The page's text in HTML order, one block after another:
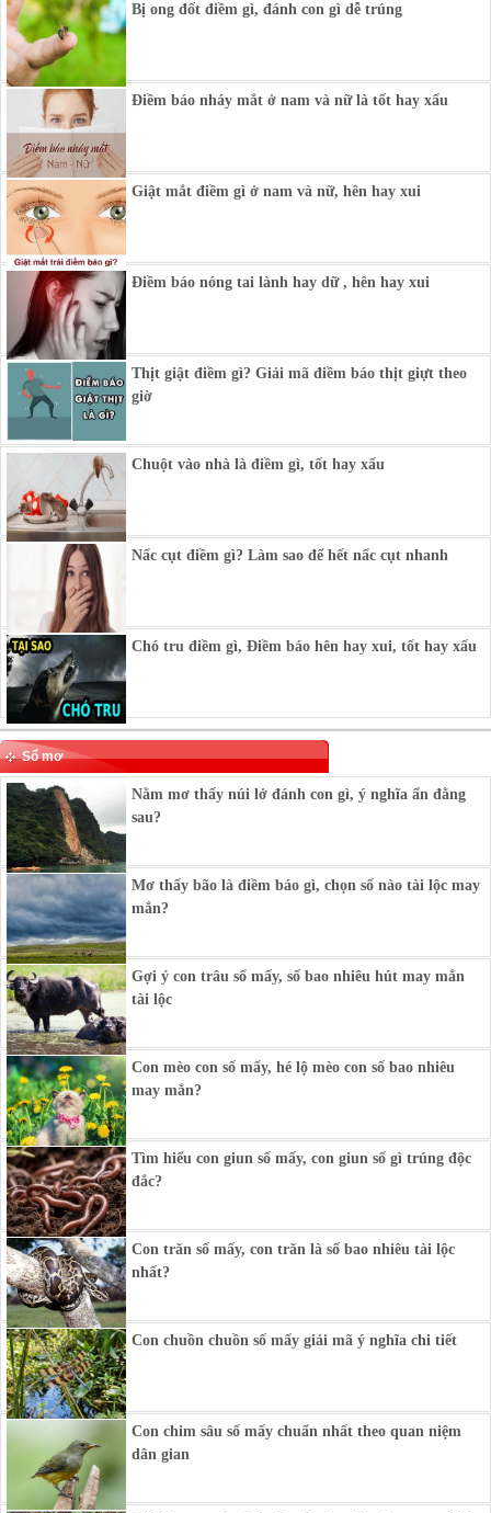
Bị ong đốt điềm gì, đánh con gì dễ trúng
Điềm báo nháy mắt ở nam và nữ là tốt hay xấu
Giật mắt điềm gì ở nam và nữ, hên hay xui
Điềm báo nóng tai lành hay dữ , hên hay xui
Thịt giật điềm gì? Giải mã điềm báo thịt giựt theo
giờ
Chuột vào nhà là điềm gì, tốt hay xấu
Nấc cụt điềm gì? Làm sao để hết nấc cụt nhanh
Chó tru điềm gì, Điềm báo hên hay xui, tốt hay xấu
Sổ mơ
Nằm mơ thấy núi lở đánh con gì, ý nghĩa ẩn đằng
sau?
Mơ thấy bão là điềm báo gì, chọn số nào tài lộc may
mắn?
Gợi ý con trâu số mấy, số bao nhiêu hút may mắn
tài lộc
Con mèo con số mấy, hé lộ mèo con số bao nhiêu
may mắn?
Tìm hiểu con giun số mấy, con giun số gì trúng độc
đắc?
Con trăn số mấy, con trăn là số bao nhiêu tài lộc
nhất?
Con chuồn chuồn số mấy giải mã ý nghĩa chi tiết
Con chim sâu số mấy chuẩn nhất theo quan niệm
dân gian